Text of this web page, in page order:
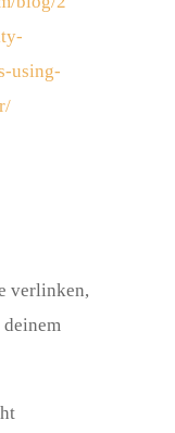
using-
verlinken,